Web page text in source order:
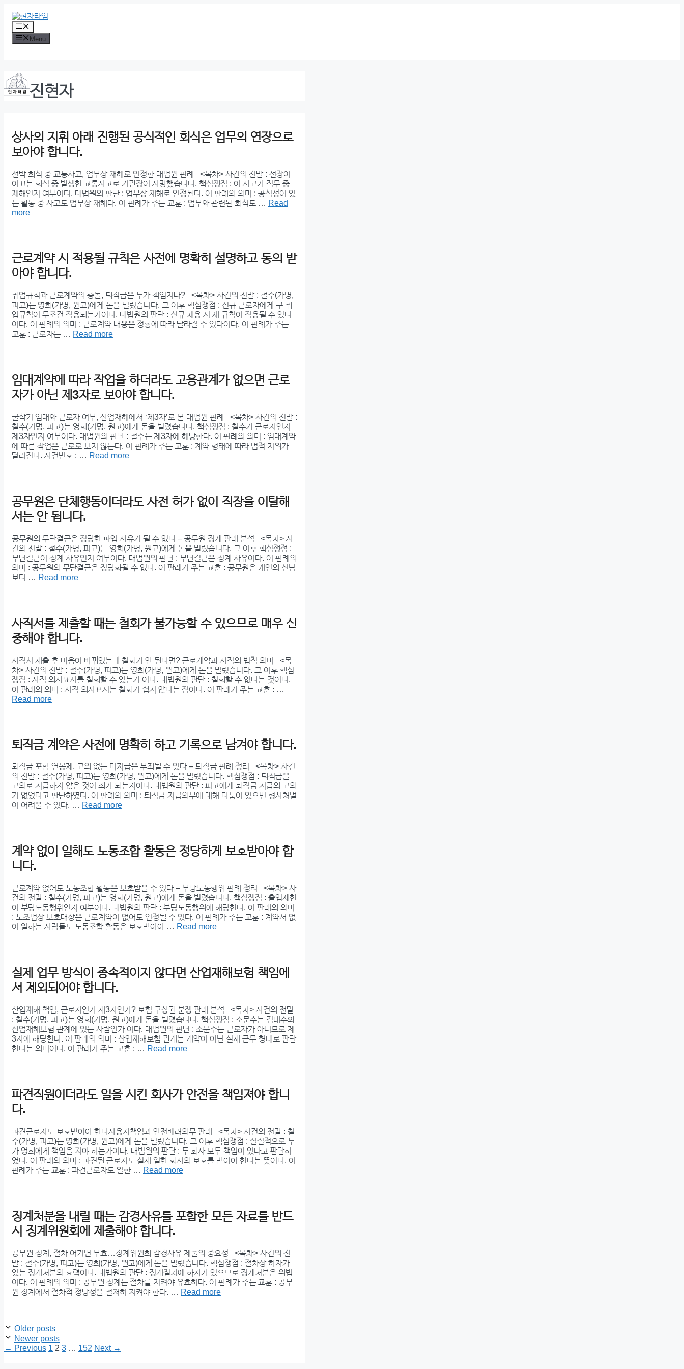
contentMenu
Menu
진현자
상사의 지휘 아래 진행된 공식적인 회식은 업무의 연장으로
보아야 합니다.
선박 회식 중 교통사고, 업무상 재해로 인정한 대법원 판례 <목차> 사건의 전말 : 선장이
이끄는 회식 중 발생한 교통사고로 기관장이 사망했습니다. 핵심쟁점 : 이 사고가 직무 중
재해인지 여부이다. 대법원의 판단 : 업무상 재해로 인정된다. 이 판례의 의미 : 공식성이 있
는 활동 중 사고도 업무상 재해다. 이 판례가 주는 교훈 : 업무와 관련된 회식도 … Read
more
근로계약 시 적용될 규칙은 사전에 명확히 설명하고 동의 받
아야 합니다.
취업규칙과 근로계약의 충돌, 퇴직금은 누가 책임지나? <목차> 사건의 전말 : 철수(가명,
피고)는 영희(가명, 원고)에게 돈을 빌렸습니다. 그 이후 핵심쟁점 : 신규 근로자에게 구 취
업규칙이 무조건 적용되는가이다. 대법원의 판단 : 신규 채용 시 새 규칙이 적용될 수 있다
이다. 이 판례의 의미 : 근로계약 내용은 정황에 따라 달라질 수 있다이다. 이 판례가 주는
교훈 : 근로자는 … Read more
임대계약에 따라 작업을 하더라도 고용관계가 없으면 근로
자가 아닌 제3자로 보아야 합니다.
굴삭기 임대와 근로자 여부, 산업재해에서 ‘제3자’로 본 대법원 판례 <목차> 사건의 전말 :
철수(가명, 피고)는 영희(가명, 원고)에게 돈을 빌렸습니다. 핵심쟁점 : 철수가 근로자인지
제3자인지 여부이다. 대법원의 판단 : 철수는 제3자에 해당한다. 이 판례의 의미 : 임대계약
에 따른 작업은 근로로 보지 않는다. 이 판례가 주는 교훈 : 계약 형태에 따라 법적 지위가
달라진다. 사건번호 : … Read more
공무원은 단체행동이더라도 사전 허가 없이 직장을 이탈해
서는 안 됩니다.
공무원의 무단결근은 정당한 파업 사유가 될 수 없다 – 공무원 징계 판례 분석 <목차> 사
건의 전말 : 철수(가명, 피고)는 영희(가명, 원고)에게 돈을 빌렸습니다. 그 이후 핵심쟁점 :
무단결근이 징계 사유인지 여부이다. 대법원의 판단 : 무단결근은 징계 사유이다. 이 판례의
의미 : 공무원의 무단결근은 정당화될 수 없다. 이 판례가 주는 교훈 : 공무원은 개인의 신념
보다 … Read more
사직서를 제출할 때는 철회가 불가능할 수 있으므로 매우 신
중해야 합니다.
사직서 제출 후 마음이 바뀌었는데 철회가 안 된다면? 근로계약과 사직의 법적 의미 <목
차> 사건의 전말 : 철수(가명, 피고)는 영희(가명, 원고)에게 돈을 빌렸습니다. 그 이후 핵심
쟁점 : 사직 의사표시를 철회할 수 있는가 이다. 대법원의 판단 : 철회할 수 없다는 것이다.
이 판례의 의미 : 사직 의사표시는 철회가 쉽지 않다는 점이다. 이 판례가 주는 교훈 : …
Read more
퇴직금 계약은 사전에 명확히 하고 기록으로 남겨야 합니다.
퇴직금 포함 연봉제, 고의 없는 미지급은 무죄될 수 있다 – 퇴직금 판례 정리 <목차> 사건
의 전말 : 철수(가명, 피고)는 영희(가명, 원고)에게 돈을 빌렸습니다. 핵심쟁점 : 퇴직금을
고의로 지급하지 않은 것이 죄가 되는지이다. 대법원의 판단 : 피고에게 퇴직금 지급의 고의
가 없었다고 판단하였다. 이 판례의 의미 : 퇴직금 지급의무에 대해 다툼이 있으면 형사처벌
이 어려울 수 있다. … Read more
계약 없이 일해도 노동조합 활동은 정당하게 보호받아야 합
니다.
근로계약 없어도 노동조합 활동은 보호받을 수 있다 – 부당노동행위 판례 정리 <목차> 사
건의 전말 : 철수(가명, 피고)는 영희(가명, 원고)에게 돈을 빌렸습니다. 핵심쟁점 : 출입제한
이 부당노동행위인지 여부이다. 대법원의 판단 : 부당노동행위에 해당한다. 이 판례의 의미
: 노조법상 보호대상은 근로계약이 없어도 인정될 수 있다. 이 판례가 주는 교훈 : 계약서 없
이 일하는 사람들도 노동조합 활동은 보호받아야 … Read more
실제 업무 방식이 종속적이지 않다면 산업재해보험 책임에
서 제외되어야 합니다.
산업재해 책임, 근로자인가 제3자인가? 보험 구상권 분쟁 판례 분석 <목차> 사건의 전말
: 철수(가명, 피고)는 영희(가명, 원고)에게 돈을 빌렸습니다. 핵심쟁점 : 소문수는 김태수와
산업재해보험 관계에 있는 사람인가 이다. 대법원의 판단 : 소문수는 근로자가 아니므로 제
3자에 해당한다. 이 판례의 의미 : 산업재해보험 관계는 계약이 아닌 실제 근무 형태로 판단
한다는 의미이다. 이 판례가 주는 교훈 : … Read more
파견직원이더라도 일을 시킨 회사가 안전을 책임져야 합니
다.
파견근로자도 보호받아야 한다사용자책임과 안전배려의무 판례 <목차> 사건의 전말 : 철
수(가명, 피고)는 영희(가명, 원고)에게 돈을 빌렸습니다. 그 이후 핵심쟁점 : 실질적으로 누
가 영희에게 책임을 져야 하는가이다. 대법원의 판단 : 두 회사 모두 책임이 있다고 판단하
였다. 이 판례의 의미 : 파견된 근로자도 실제 일한 회사의 보호를 받아야 한다는 뜻이다. 이
판례가 주는 교훈 : 파견근로자도 일한 … Read more
징계처분을 내릴 때는 감경사유를 포함한 모든 자료를 반드
시 징계위원회에 제출해야 합니다.
공무원 징계, 절차 어기면 무효…징계위원회 감경사유 제출의 중요성 <목차> 사건의 전
말 : 철수(가명, 피고)는 영희(가명, 원고)에게 돈을 빌렸습니다. 핵심쟁점 : 절차상 하자가
있는 징계처분의 효력이다. 대법원의 판단 : 징계절차에 하자가 있으므로 징계처분은 위법
이다. 이 판례의 의미 : 공무원 징계는 절차를 지켜야 유효하다. 이 판례가 주는 교훈 : 공무
원 징계에서 절차적 정당성을 철저히 지켜야 한다. … Read more
Older posts
Newer posts
← Previous Page
1 Page
2 Page
3 … Page
152 Next →